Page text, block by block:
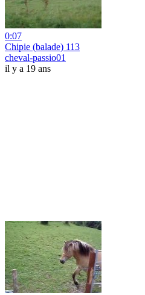
0:07
Chipie (balade) 113
cheval-passio01
il y a 19 ans